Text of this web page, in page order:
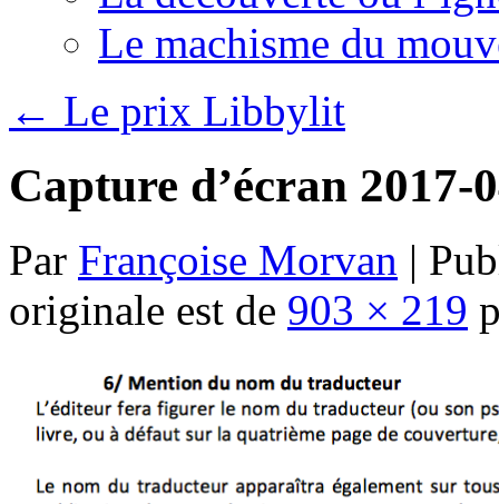
Le machisme du
← Le prix Libbylit
Capture d’écran 2017-
Par Françoise Morvan |
originale est de 903 × 219